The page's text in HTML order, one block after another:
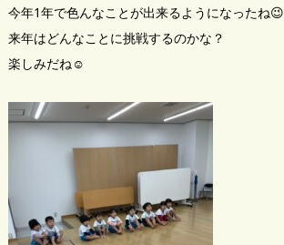
今年1年で色んなことが出来るようになったね😉
来年はどんなことに挑戦するのかな？
楽しみだね☺